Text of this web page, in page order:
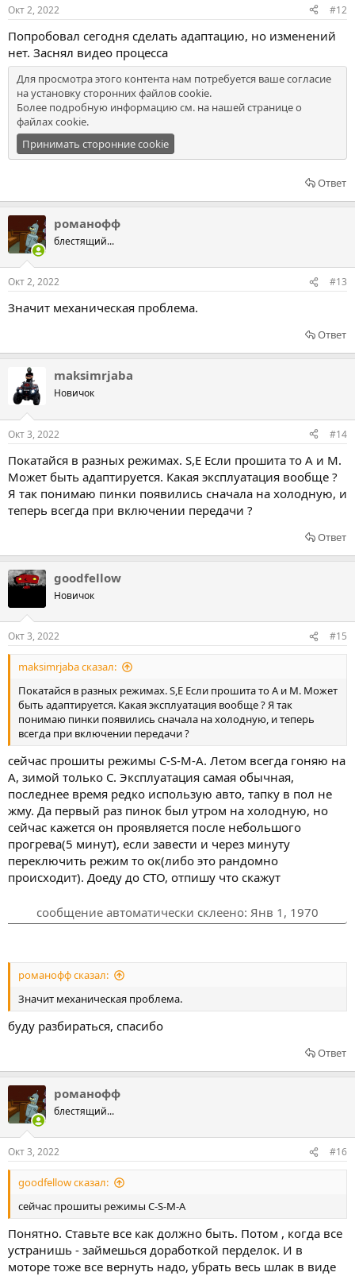
Окт 2, 2022 #12
Попробовал сегодня сделать адаптацию, но изменений
нет. Заснял видео процесса
Для просмотра этого контента нам потребуется ваше согласие
на установку сторонних файлов cookie.
Более подробную информацию см. на нашейстранице о
файлах cookie.
Принимать сторонние cookie
Ответ
романофф
блестящий...
Окт 2, 2022 #13
Значит механическая проблема.
Ответ
maksimrjaba
Новичок
Окт 3, 2022 #14
Покатайся в разных режимах. S,E Если прошита то A и M.
Может быть адаптируется. Какая эксплуатация вообще ?
Я так понимаю пинки появились сначала на холодную, и
теперь всегда при включении передачи ?
Ответ
goodfellow
Новичок
Окт 3, 2022 #15
maksimrjaba сказал:
Покатайся в разных режимах. S,E Если прошита то A и M. Может
быть адаптируется. Какая эксплуатация вообще ? Я так
понимаю пинки появились сначала на холодную, и теперь
всегда при включении передачи ?
сейчас прошиты режимы C-S-M-A. Летом всегда гоняю на
A, зимой только C. Эксплуатация самая обычная,
последнее время редко использую авто, тапку в пол не
жму. Да первый раз пинок был утром на холодную, но
сейчас кажется он проявляется после небольшого
прогрева(5 минут), если завести и через минуту
переключить режим то ок(либо это рандомно
происходит). Доеду до СТО, отпишу что скажут
сообщение автоматически склеено: Янв 1, 1970
романофф сказал:
Значит механическая проблема.
буду разбираться, спасибо
Ответ
романофф
блестящий...
Окт 3, 2022 #16
goodfellow сказал:
сейчас прошиты режимы C-S-M-A
Понятно. Ставьте все как должно быть. Потом , когда все
устранишь - займешься доработкой перделок. И в
моторе тоже все вернуть надо, убрать весь шлак в виде